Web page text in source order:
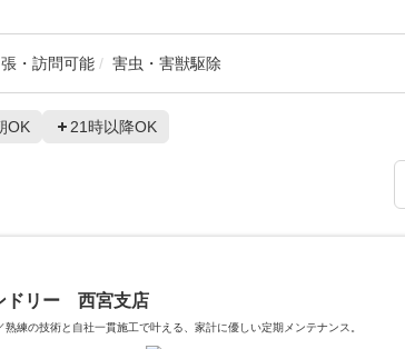
・訪問可能 害虫・害獣駆除
OK 21時以降OK
ドリー 西宮支店
熟練の技術と自社一貫施工で叶える、家計に優しい定期メンテナンス。